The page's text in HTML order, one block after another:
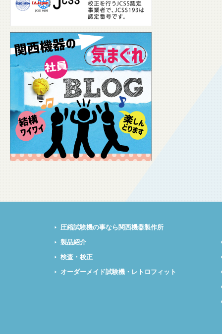
圧縮試験機の事なら関西機器製作所
製品紹介
検査・校正
オーダーメイド試験機・レトロフィット